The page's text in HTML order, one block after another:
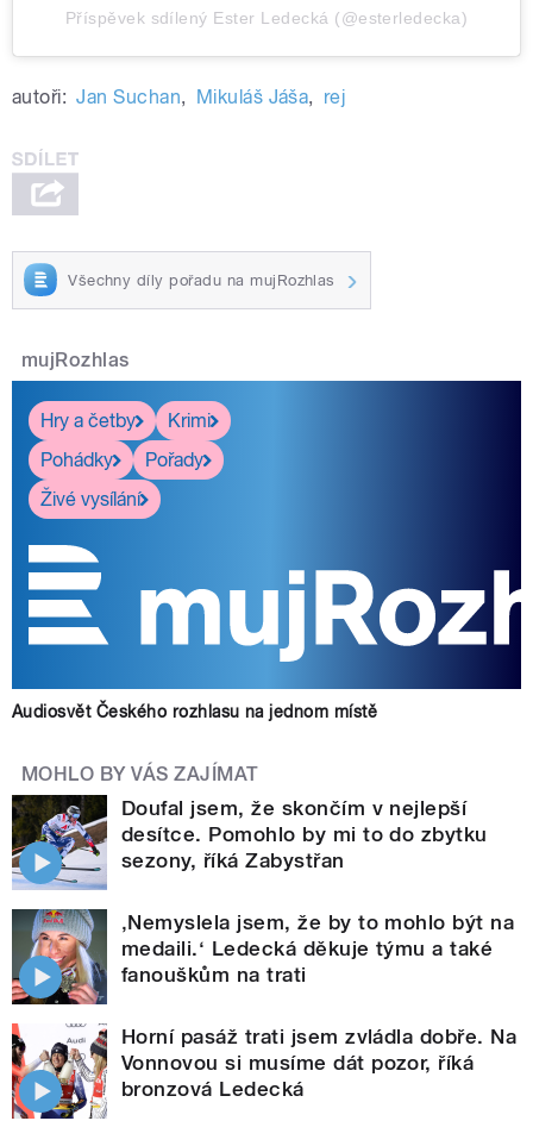
Příspěvek sdílený Ester Ledecká (@esterledecka)
autoři: Jan Suchan, Mikuláš Jáša, rej
Všechny díly pořadu na mujRozhlas
mujRozhlas
Hry a četby
Krimi
Pohádky
Pořady
Živé vysílání
Audiosvět Českého rozhlasu na jednom místě
MOHLO BY VÁS ZAJÍMAT
Doufal jsem, že skončím v nejlepší
desítce. Pomohlo by mi to do zbytku
sezony, říká Zabystřan
‚Nemyslela jsem, že by to mohlo být na
medaili.‘ Ledecká děkuje týmu a také
fanouškům na trati
Horní pasáž trati jsem zvládla dobře. Na
Vonnovou si musíme dát pozor, říká
bronzová Ledecká